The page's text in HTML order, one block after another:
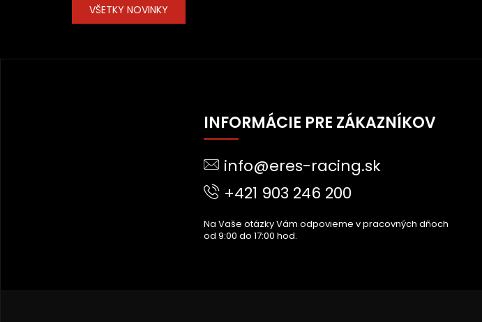
VŠETKY NOVINKY
INFORMÁCIE PRE ZÁKAZNÍKOV
info@eres-racing.sk
+421 903 246 200
Na Vaše otázky Vám odpovieme v pracovných dňoch
od 9:00 do 17:00 hod.